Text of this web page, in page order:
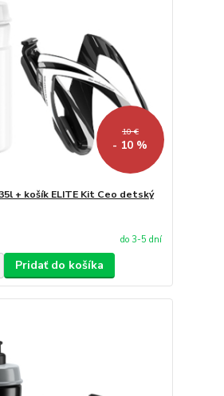
10 €
- 10 %
+ košík ELITE Kit Ceo detský
do 3-5 dní
Pridať do košíka